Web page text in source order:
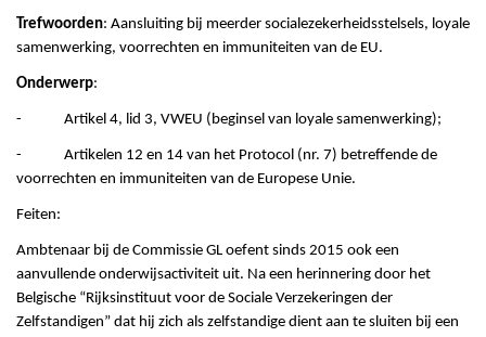
Trefwoorden: Aansluiting bij meerder socialezekerheidsstelsels, loyale
samenwerking, voorrechten en immuniteiten van de EU.
Onderwerp:
- Artikel 4, lid 3, VWEU (beginsel van loyale samenwerking);
- Artikelen 12 en 14 van het Protocol (nr. 7) betreffende de
voorrechten en immuniteiten van de Europese Unie.
Feiten:
Ambtenaar bij de Commissie GL oefent sinds 2015 ook een
aanvullende onderwijsactiviteit uit. Na een herinnering door het
Belgische “Rijksinstituut voor de Sociale Verzekeringen der
Zelfstandigen” dat hij zich als zelfstandige dient aan te sluiten bij een